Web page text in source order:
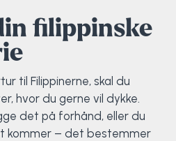
filippinske
til Filippinerne, skal du
hvor du gerne vil dykke.
det på forhånd, eller du
kommer – det bestemmer